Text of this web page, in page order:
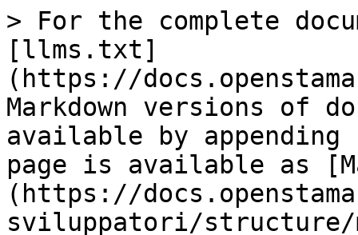
> For the complete
[llms.txt]
(https://
Markdown versions of
available by
page is available as
(https://
sviluppatori/structure/